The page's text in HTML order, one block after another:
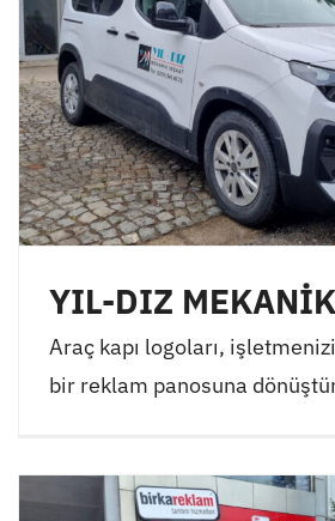
YIL-DIZ MEKANİK
Araç kapı logoları,
bir reklam panosuna